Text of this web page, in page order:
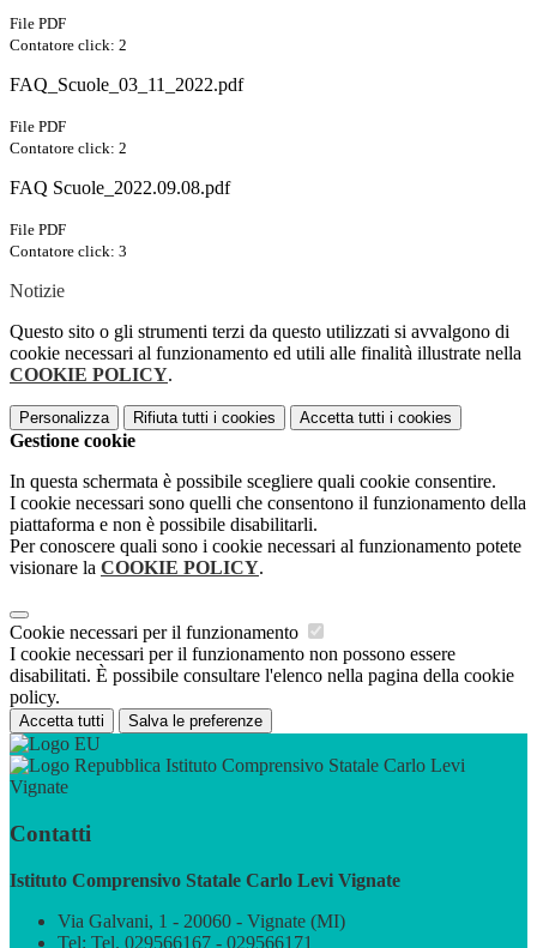
File PDF
Contatore click: 2
FAQ_Scuole_03_11_2022.pdf
File PDF
Contatore click: 2
FAQ Scuole_2022.09.08.pdf
File PDF
Contatore click: 3
Notizie
Questo sito o gli strumenti terzi da questo utilizzati si avvalgono di
cookie necessari al funzionamento ed utili alle finalità illustrate nella
COOKIE POLICY.
Personalizza Rifiuta tutti i cookies Accetta tutti i cookies
Gestione cookie
In questa schermata è possibile scegliere quali cookie consentire.
I cookie necessari sono quelli che consentono il funzionamento della
piattaforma e non è possibile disabilitarli.
Per conoscere quali sono i cookie necessari al funzionamento potete
visionare la COOKIE POLICY.
Cookie necessari per il funzionamento
I cookie necessari per il funzionamento non possono essere
disabilitati. È possibile consultare l'elenco nella pagina della cookie
policy.
Accetta tutti Salva le preferenze
Istituto Comprensivo Statale Carlo Levi
Vignate
Contatti
Istituto Comprensivo Statale Carlo Levi Vignate
Via Galvani, 1 - 20060 - Vignate (MI)
Tel: Tel. 029566167 - 029566171